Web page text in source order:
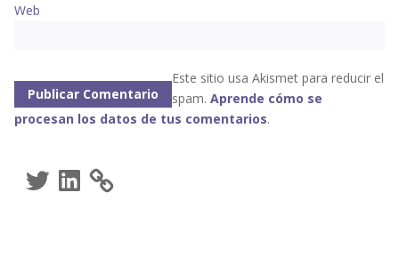
Web
Este sitio usa Akismet para reducir el
spam. Aprende cómo se
procesan los datos de tus comentarios.
TwitterLinkedIn